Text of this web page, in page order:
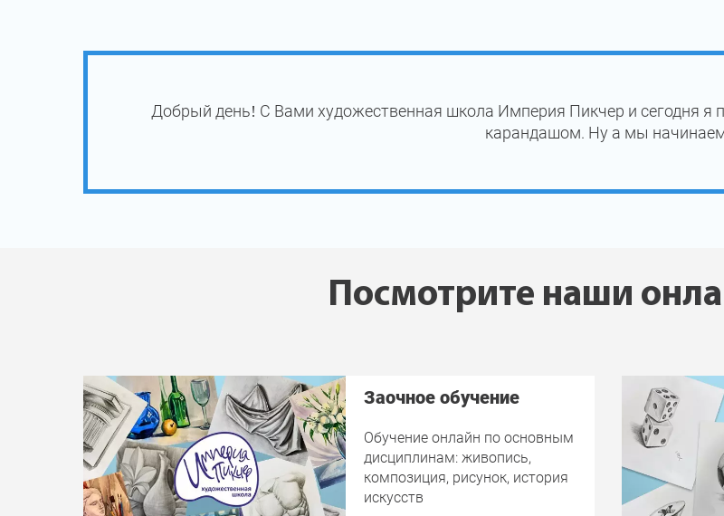
Добрый день! С Вами художественная школа Империя Пикчер и сегодня я
карандашом. Ну а мы
Посмотрите наши
Заочное обучение
Обучение онлайн по основным
дисциплинам: живопись,
композиция, рисунок, история
искусств